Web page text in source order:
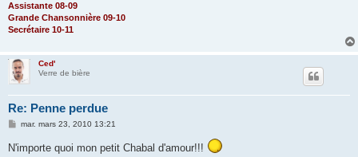
Assistante 08-09
Grande Chansonnière 09-10
Secrétaire 10-11
Ced'
Verre de bière
Re: Penne perdue
M
s
s
mar. mars 23, 2010 13:21
N'importe quoi mon petit Chabal d'amour!!!